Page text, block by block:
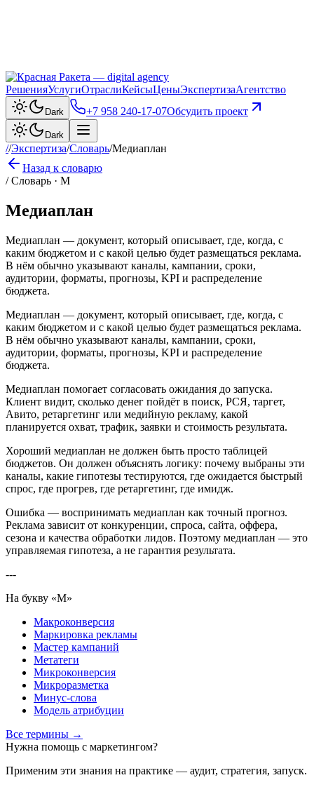
РешенияУслугиОтраслиКейсыЦеныЭкспертизаАгентство
Dark +7 958 240‑17‑07Обсудить проект
Dark
//Экспертиза/Словарь/Медиаплан
Назад к словарю
/ Словарь · М
Медиаплан
Медиаплан — документ, который описывает, где, когда, с
каким бюджетом и с какой целью будет размещаться реклама.
В нём обычно указывают каналы, кампании, сроки,
аудитории, форматы, прогнозы, KPI и распределение
бюджета.
Медиаплан — документ, который описывает, где, когда, с
каким бюджетом и с какой целью будет размещаться реклама.
В нём обычно указывают каналы, кампании, сроки,
аудитории, форматы, прогнозы, KPI и распределение
бюджета.
Медиаплан помогает согласовать ожидания до запуска.
Клиент видит, сколько денег пойдёт в поиск, РСЯ, таргет,
Авито, ретаргетинг или медийную рекламу, какой
планируется охват, трафик, заявки и стоимость результата.
Хороший медиаплан не должен быть просто таблицей
бюджетов. Он должен объяснять логику: почему выбраны эти
каналы, какие гипотезы тестируются, где ожидается быстрый
спрос, где прогрев, где ретаргетинг, где имидж.
Ошибка — воспринимать медиаплан как точный прогноз.
Реклама зависит от конкуренции, спроса, сайта, оффера,
сезона и качества обработки лидов. Поэтому медиаплан — это
управляемая гипотеза, а не гарантия результата.
---
На букву «М»
Макроконверсия
Маркировка рекламы
Мастер кампаний
Метатеги
Микроконверсия
Микроразметка
Минус-слова
Модель атрибуции
Все термины →
Нужна помощь с маркетингом?
Применим эти знания на практике — аудит, стратегия, запуск.